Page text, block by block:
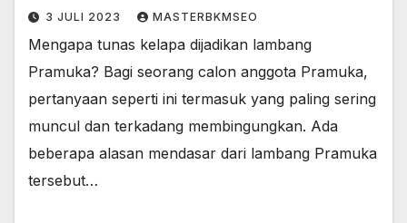
3 JULI 2023 MASTERBKMSEO
Mengapa tunas kelapa dijadikan lambang
Pramuka? Bagi seorang calon anggota Pramuka,
pertanyaan seperti ini termasuk yang paling sering
muncul dan terkadang membingungkan. Ada
beberapa alasan mendasar dari lambang Pramuka
tersebut…